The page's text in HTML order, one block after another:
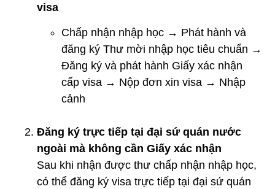
visa
Chấp nhận nhập học → Phát hành và
đăng ký Thư mời nhập học tiêu chuẩn →
Đăng ký và phát hành Giấy xác nhận
cấp visa → Nộp đơn xin visa → Nhập
cảnh
Đăng ký trực tiếp tại đại sứ quán nước
ngoài mà không cần Giấy xác nhận
Sau khi nhận được thư chấp nhận nhập học,
có thể đăng ký visa trực tiếp tại đại sứ quán